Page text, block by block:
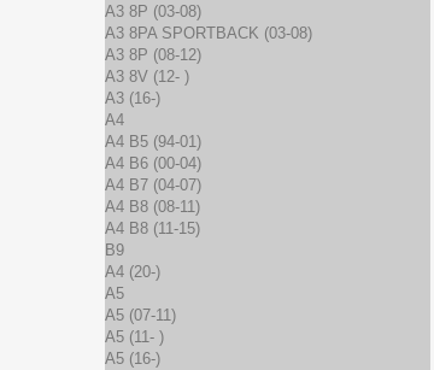
A3 8P (03-08)
A3 8PA SPORTBACK (03-08)
A3 8P (08-12)
A3 8V (12- )
A3 (16-)
A4
A4 B5 (94-01)
A4 B6 (00-04)
A4 B7 (04-07)
A4 B8 (08-11)
A4 B8 (11-15)
B9
A4 (20-)
A5
A5 (07-11)
A5 (11- )
A5 (16-)